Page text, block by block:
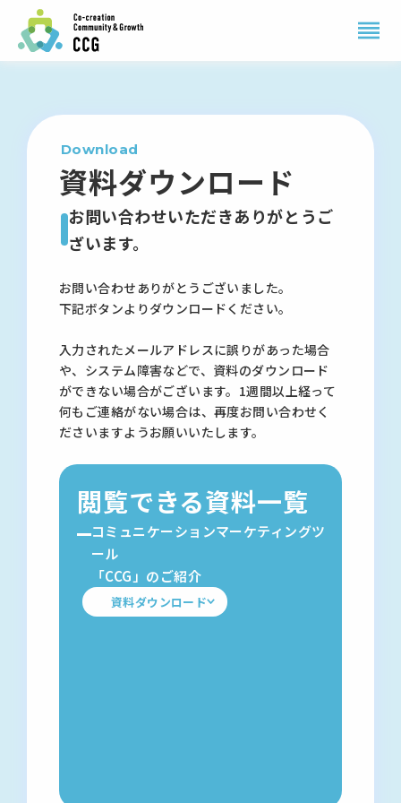
Download
資料ダウンロード
お問い合わせいただきありがとうご
ざいます。
お問い合わせありがとうございました。
下記ボタンよりダウンロードください。
入力されたメールアドレスに誤りがあった場合
や、システム障害などで、資料のダウンロード
ができない場合がございます。1週間以上経って
何もご連絡がない場合は、再度お問い合わせく
ださいますようお願いいたします。
閲覧できる資料一覧
コミュニケーションマーケティングツ
ール
「CCG」のご紹介
資料ダウンロード
reorder